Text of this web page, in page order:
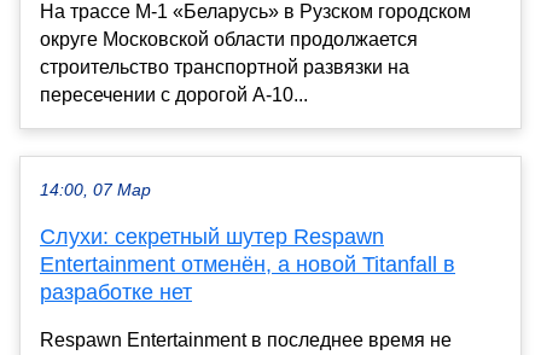
На трассе М-1 «Беларусь» в Рузском городском
округе Московской области продолжается
строительство транспортной развязки на
пересечении с дорогой А-10...
14:00, 07 Мар
Слухи: секретный шутер Respawn
Entertainment отменён, а новой Titanfall в
разработке нет
Respawn Entertainment в последнее время не